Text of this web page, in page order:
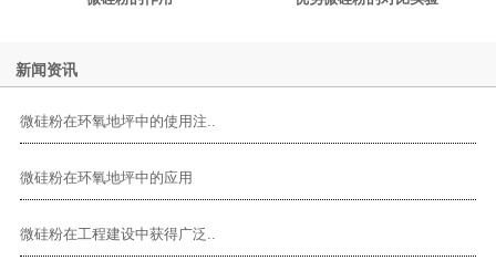
新闻资讯
微硅粉在环氧地坪中的使用注..
微硅粉在环氧地坪中的应用
微硅粉在工程建设中获得广泛..